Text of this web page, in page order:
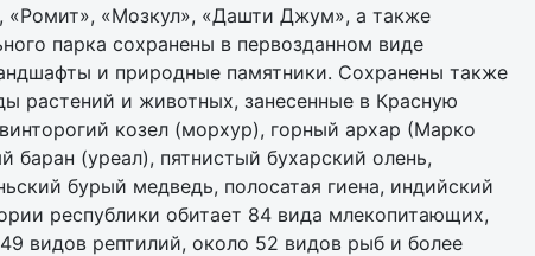
«Ромит», «Мозкул», «Дашти Джум», а также
парка сохранены в первозданном виде
и природные памятники. Сохранены также
растений и животных, занесенные в Красную
козел (морхур), горный архар (Марко
баран (уреал), пятнистый бухарский олень,
бурый медведь, полосатая гиена, индийский
республики обитает 84 вида млекопитающих,
видов рептилий, около 52 видов рыб и более